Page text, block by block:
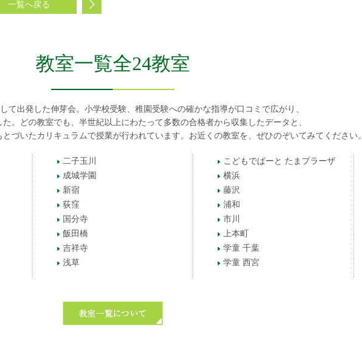
一覧へ戻る
教室一覧全24教室
て出発した伸芽会。小学校受験、稚園受験への確かな指導が口コミで広がり、
。どの教室でも、半世紀以上にわたって多数の合格者から収集したデータと、
づいたカリキュラムで授業が行われています。お近くの教室を、ぜひのぞいてみてください。
二子玉川
成城学園
新宿
荻窪
国分寺
飯田橋
吉祥寺
浅草
こどもでぱーと たまプラーザ
横浜
藤沢
浦和
市川
上本町
学童 千葉
学童 西宮